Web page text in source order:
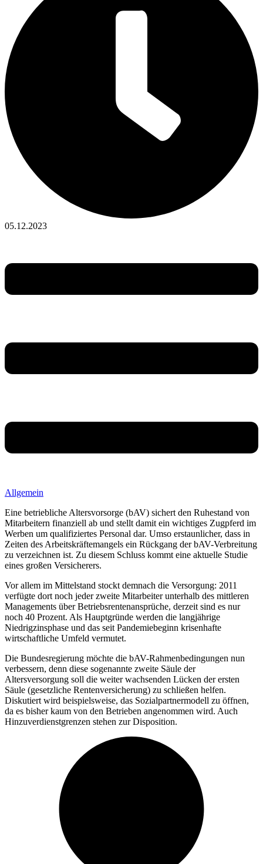
05.12.2023
Allgemein
Eine betriebliche Altersvorsorge (bAV) sichert den Ruhestand von
Mitarbeitern finanziell ab und stellt damit ein wichtiges Zugpferd im
Werben um qualifiziertes Personal dar. Umso erstaunlicher, dass in
Zeiten des Arbeitskräftemangels ein Rückgang der bAV-Verbreitung
zu verzeichnen ist. Zu diesem Schluss kommt eine aktuelle Studie
eines großen Versicherers.
Vor allem im Mittelstand stockt demnach die Versorgung: 2011
verfügte dort noch jeder zweite Mitarbeiter unterhalb des mittleren
Managements über Betriebsrentenansprüche, derzeit sind es nur
noch 40 Prozent. Als Hauptgründe werden die langjährige
Niedrigzinsphase und das seit Pandemiebeginn krisenhafte
wirtschaftliche Umfeld vermutet.
Die Bundesregierung möchte die bAV-Rahmenbedingungen nun
verbessern, denn diese sogenannte zweite Säule der
Altersversorgung soll die weiter wachsenden Lücken der ersten
Säule (gesetzliche Rentenversicherung) zu schließen helfen.
Diskutiert wird beispielsweise, das Sozialpartnermodell zu öffnen,
da es bisher kaum von den Betrieben angenommen wird. Auch
Hinzuverdienstgrenzen stehen zur Disposition.